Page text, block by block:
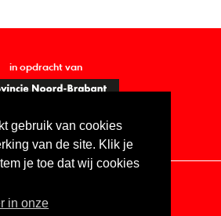
gebruik van cookies
van de site. Klik je
je toe dat wij cookies
in onze
in opdracht van
ANBI